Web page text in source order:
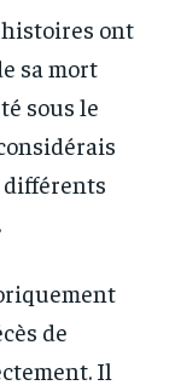
ont
sa mort
sous le
différents
de
Il